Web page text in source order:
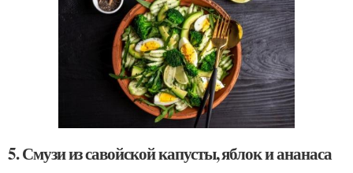
5. Смузи из савойской капусты, яблок и ананаса